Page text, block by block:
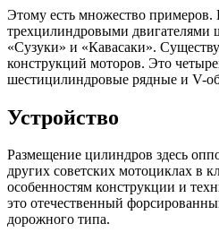
Этому есть множество
трехцилиндровыми двигателями
«Сузуки» и «Кавасаки».
конструкций моторов. Это
шестицилиндровые рядные и V-
Устройство
Размещение цилиндров здесь
других советских мотоциклах в
особенностям конструкции и
это отечественный
дорожного типа.